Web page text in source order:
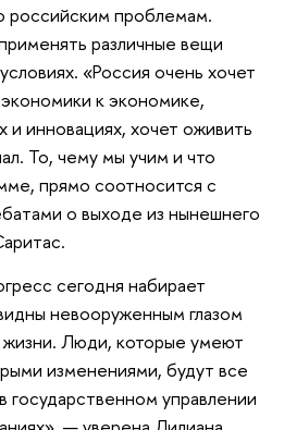
российским проблемам.
различные вещи
«Россия очень хочет
к экономике,
и инновациях, хочет оживить
То, чему мы учим и что
прямо соотносится с
о выходе из нынешнего
сегодня набирает
невооруженным глазом
Люди, которые умеют
изменениями, будут все
управлении